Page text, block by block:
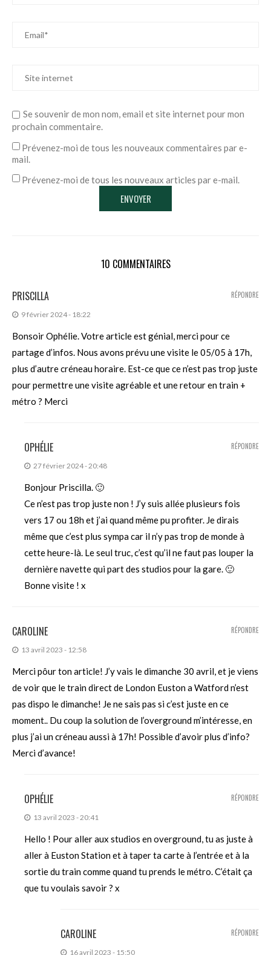
Se souvenir de mon nom, email et site internet pour mon
prochain commentaire.
Prévenez-moi de tous les nouveaux commentaires par e-
mail.
Prévenez-moi de tous les nouveaux articles par e-mail.
10 COMMENTAIRES
PRISCILLA
9 février 2024 - 18:22
Bonsoir Ophélie. Votre article est génial, merci pour ce
partage d’infos. Nous avons prévu une visite le 05/05 à 17h,
plus d’autre créneau horaire. Est-ce que ce n’est pas trop juste
pour permettre une visite agréable et une retour en train +
métro ? Merci
RÉPONDRE
OPHÉLIE
27 février 2024 - 20:48
Bonjour Priscilla. 🙂
Ce n’est pas trop juste non ! J’y suis allée plusieurs fois
vers 17 ou 18h et j’ai quand même pu profiter. Je dirais
même que c’est plus sympa car il n’y pas trop de monde à
cette heure-là. Le seul truc, c’est qu’il ne faut pas louper la
dernière navette qui part des studios pour la gare. 🙂
Bonne visite ! x
RÉPONDRE
CAROLINE
13 avril 2023 - 12:58
Merci pôur ton article! J’y vais le dimanche 30 avril, et je viens
de voir que le train direct de London Euston a Watford n’est
pas dispo le dimanche! Je ne sais pas si c’est juste en ce
moment.. Du coup la solution de l’overground m’intéresse, en
plus j’ai un créneau aussi à 17h! Possible d’avoir plus d’info?
Merci d’avance!
RÉPONDRE
OPHÉLIE
13 avril 2023 - 20:41
Hello ! Pour aller aux studios en overground, tu as juste à
aller à Euston Station et à taper ta carte à l’entrée et à la
sortie du train comme quand tu prends le métro. C’était ça
que tu voulais savoir ? x
RÉPONDRE
CAROLINE
16 avril 2023 - 15:50
RÉPONDRE